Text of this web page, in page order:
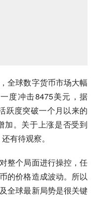
全球数字货币市场大幅
度冲击8475美元，据
跃度突破一个月以来的
加。关于上涨是否受到
有待观察。
整个局面进行操控，任
的价格造成波动。所以
全球最新局势是很关键